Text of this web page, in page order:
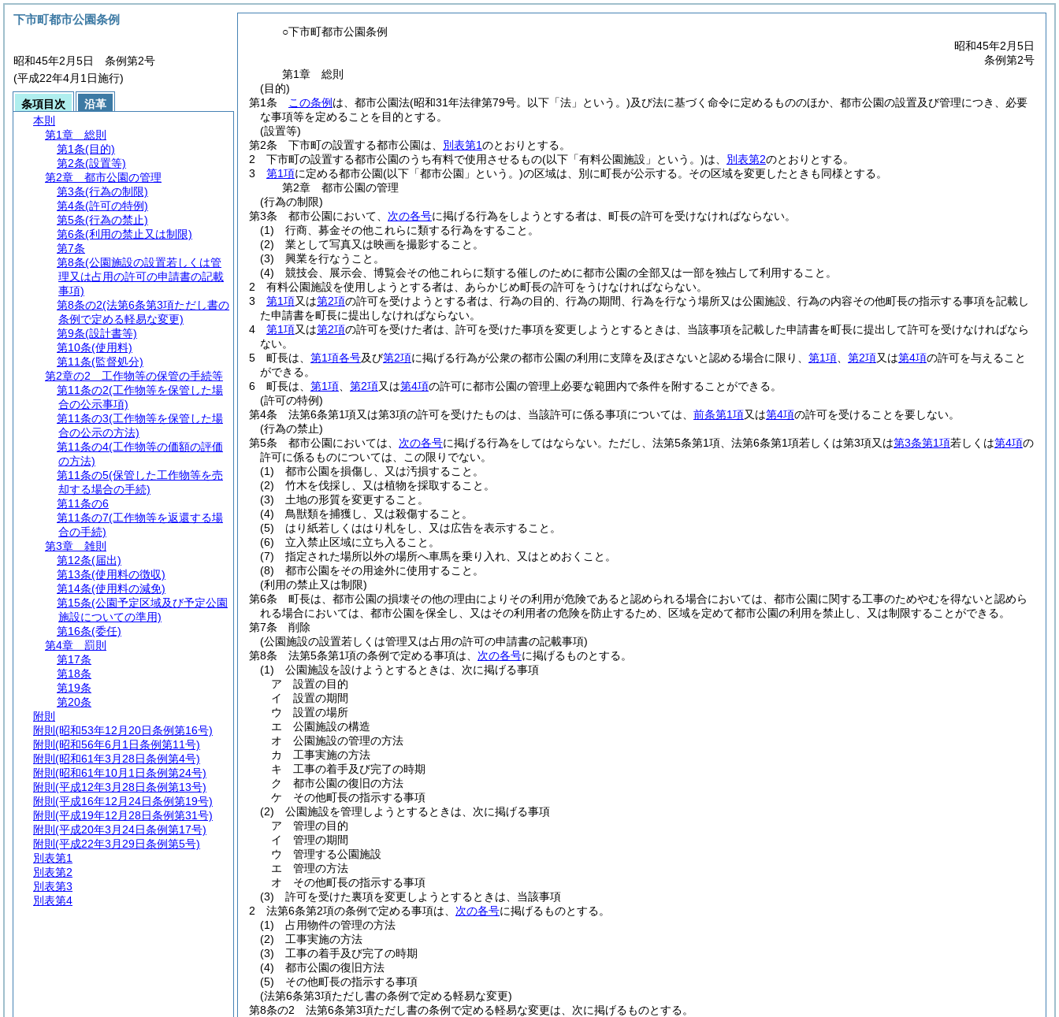
○下市町都市公園条例
昭和45年2月5日
条例第2号
第1章
総則
(目的)
第1条
この条例 は、都市公園法(昭和31年法律第79号。以下「法」という。)及び法に基づく命令に定めるもののほか、都市公園の設置及び管理につき、必要
な事項等を定めることを目的とする。
(設置等)
第2条
下市町の設置する都市公園は、 別表第1のとおりとする。
2
下市町の設置する都市公園のうち有料で使用させるもの(以下「有料公園施設」という。)は、 別表第2のとおりとする。
3
第1項に定める都市公園(以下「都市公園」という。)の区域は、別に町長が公示する。 その区域を変更したときも同様とする。
第2章
都市公園の管理
(行為の制限)
第3条
都市公園において、 次の各号に掲げる行為をしようとする者は、町長の許可を受けなければならない。
(1)
行商、募金その他これらに類する行為をすること。
(2)
業として写真又は映画を撮影すること。
(3)
興業を行なうこと。
(4)
競技会、展示会、博覧会その他これらに類する催しのために都市公園の全部又は一部を独占して利用すること。
2
有料公園施設を使用しようとする者は、あらかじめ町長の許可をうけなければならない。
3
第1項又は第2項の許可を受けようとする者は、行為の目的、行為の期間、行為を行なう場所又は公園施設、行為の内容その他町長の指示する事項を記載し
た申請書を町長に提出しなければならない。
4
第1項又は第2項の許可を受けた者は、許可を受けた事項を変更しようとするときは、当該事項を記載した申請書を町長に提出して許可を受けなければなら
ない。
5
町長は、 第1項各号及び第2項に掲げる行為が公衆の都市公園の利用に支障を及ぼさないと認める場合に限り、 第1項 第2項又は第4項の許可を与えること
ができる。
6
町長は、 第1項 第2項又は第4項の許可に都市公園の管理上必要な範囲内で条件を附することができる。
(許可の特例)
第4条
法第6条第1項又は第3項の許可を受けたものは、当該許可に係る事項については、 前条第1項又は第4項の許可を受けることを要しない。
(行為の禁止)
第5条
都市公園においては、 次の各号に掲げる行為をしてはならない。 ただし、法第5条第1項、法第6条第1項若しくは第3項又は第3条第1項若しくは第4項の
許可に係るものについては、この限りでない。
(1)
都市公園を損傷し、又は汚損すること。
(2)
竹木を伐採し、又は植物を採取すること。
(3)
土地の形質を変更すること。
(4)
鳥獣類を捕獲し、又は殺傷すること。
(5)
はり紙若しくははり札をし、又は広告を表示すること。
(6)
立入禁止区域に立ち入ること。
(7)
指定された場所以外の場所へ車馬を乗り入れ、又はとめおくこと。
(8)
都市公園をその用途外に使用すること。
(利用の禁止又は制限)
第6条
町長は、都市公園の損壊その他の理由によりその利用が危険であると認められる場合においては、都市公園に関する工事のためやむを得ないと認めら
れる場合においては、都市公園を保全し、又はその利用者の危険を防止するため、区域を定めて都市公園の利用を禁止し、又は制限することができる。
第7条
削除
(公園施設の設置若しくは管理又は占用の許可の申請書の記載事項)
第8条
法第5条第1項の条例で定める事項は、 次の各号に掲げるものとする。
(1)
公園施設を設けようとするときは、次に掲げる事項
ア
設置の目的
イ
設置の期間
ウ
設置の場所
エ
公園施設の構造
オ
公園施設の管理の方法
カ
工事実施の方法
キ
工事の着手及び完了の時期
ク
都市公園の復旧の方法
ケ
その他町長の指示する事項
(2)
公園施設を管理しようとするときは、次に掲げる事項
ア
管理の目的
イ
管理の期間
ウ
管理する公園施設
エ
管理の方法
オ
その他町長の指示する事項
(3)
許可を受けた裏項を変更しようとするときは、当該事項
2
法第6条第2項の条例で定める事項は、 次の各号に掲げるものとする。
(1)
占用物件の管理の方法
(2)
工事実施の方法
(3)
工事の着手及び完了の時期
(4)
都市公園の復旧方法
(5)
その他町長の指示する事項
(法第6条第3項ただし書の条例で定める軽易な変更)
第8条の2
法第6条第3項ただし書の条例で定める軽易な変更は、次に掲げるものとする。
下市町都市公園条例
昭和45年2月5日 条例第2号
(平成22年4月1日施行)
条項目次
沿革
本則
第1章
総則
第1条(目的)
第2条(設置等)
第2章
都市公園の管理
第3条(行為の制限)
第4条(許可の特例)
第5条(行為の禁止)
第6条(利用の禁止又は制限)
第7条
第8条(公園施設の設置若しくは管
理又は占用の許可の申請書の記載
事項)
第8条の2(法第6条第3項ただし書の
条例で定める軽易な変更)
第9条(設計書等)
第10条(使用料)
第11条(監督処分)
第2章の2
工作物等の保管の手続等
第11条の2(工作物等を保管した場
合の公示事項)
第11条の3(工作物等を保管した場
合の公示の方法)
第11条の4(工作物等の価額の評価
の方法)
第11条の5(保管した工作物等を売
却する場合の手続)
第11条の6
第11条の7(工作物等を返還する場
合の手続)
第3章
雑則
第12条(届出)
第13条(使用料の徴収)
第14条(使用料の減免)
第15条(公園予定区域及び予定公園
施設についての準用)
第16条(委任)
第4章
罰則
第17条
第18条
第19条
第20条
附則
附則 (昭和53年12月20日条例第16号)
附則 (昭和56年6月1日条例第11号)
附則 (昭和61年3月28日条例第4号)
附則 (昭和61年10月1日条例第24号)
附則 (平成12年3月28日条例第13号)
附則 (平成16年12月24日条例第19号)
附則 (平成19年12月28日条例第31号)
附則 (平成20年3月24日条例第17号)
附則 (平成22年3月29日条例第5号)
別表第1
別表第2
別表第3
別表第4